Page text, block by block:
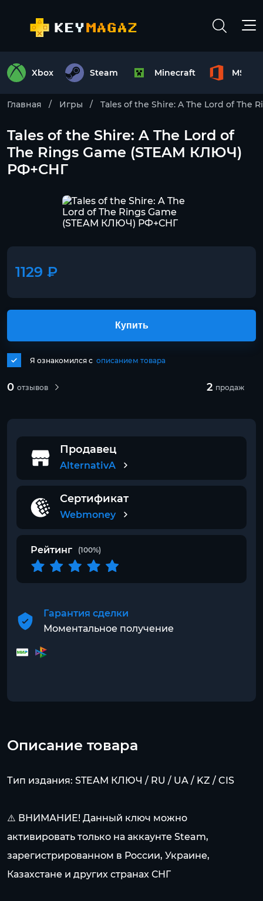
Xbox Steam Minecraft MS
Главная Игры Tales of the Shire: A The Lord of The
Tales of the Shire: A The Lord of
The Rings Game (STEAM КЛЮЧ)
РФ+СНГ
1129 ₽
0 отзывов 2 продаж
Я ознакомился с описанием товара
Купить
Продавец
AlternativA
Сертификат
Webmoney
Рейтинг (100%)
Гарантия сделки
Моментальное получение
Описание товара
Тип издания: STEAM КЛЮЧ / RU / UA / KZ / CIS
⚠️ ВНИМАНИЕ! Данный ключ можно
активировать только на аккаунте Steam,
зарегистрированном в России, Украине,
Казахстане и других странах СНГ